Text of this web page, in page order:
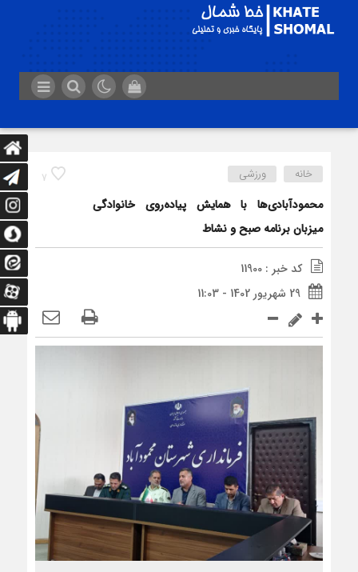
7 خانه ورزشی
محمودآبادی‌ها با همایش پیاده‌روی خانوادگی
میزبان برنامه صبح و نشاط
کد خبر : 11900
29 شهریور 1402 - 11:03